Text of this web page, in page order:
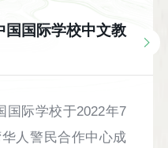
国国际学校中文教
国际学校于2022年7
人警民合作中心成